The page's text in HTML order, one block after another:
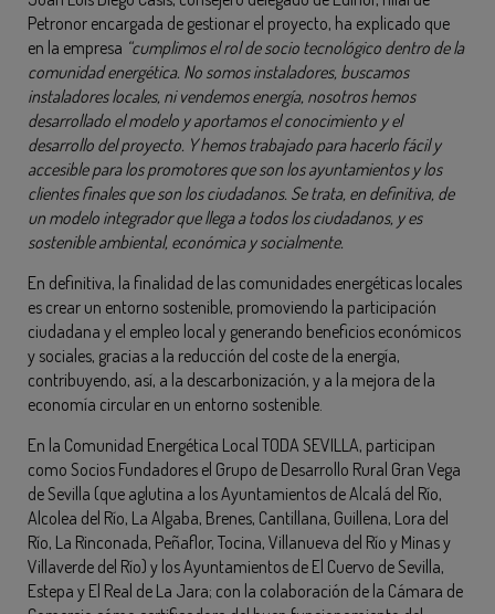
Petronor encargada de gestionar el proyecto, ha explicado que
en la empresa “cumplimos el rol de socio tecnológico dentro de la
comunidad energética. No somos instaladores, buscamos
instaladores locales, ni vendemos energía, nosotros hemos
desarrollado el modelo y aportamos el conocimiento y el
desarrollo del proyecto. Y hemos trabajado para hacerlo fácil y
accesible para los promotores que son los ayuntamientos y los
clientes finales que son los ciudadanos. Se trata, en definitiva, de
un modelo integrador que llega a todos los ciudadanos, y es
sostenible ambiental, económica y socialmente.
En definitiva, la finalidad de las comunidades energéticas locales
es crear un entorno sostenible, promoviendo la participación
ciudadana y el empleo local y generando beneficios económicos
y sociales, gracias a la reducción del coste de la energía,
contribuyendo, así, a la descarbonización, y a la mejora de la
economía circular en un entorno sostenible.
En la Comunidad Energética Local TODA SEVILLA, participan
como Socios Fundadores el Grupo de Desarrollo Rural Gran Vega
de Sevilla (que aglutina a los Ayuntamientos de Alcalá del Río,
Alcolea del Río, La Algaba, Brenes, Cantillana, Guillena, Lora del
Río, La Rinconada, Peñaflor, Tocina, Villanueva del Río y Minas y
Villaverde del Río) y los Ayuntamientos de El Cuervo de Sevilla,
Estepa y El Real de La Jara; con la colaboración de la Cámara de